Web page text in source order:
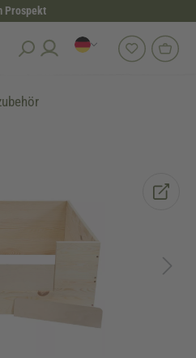
Prospekt